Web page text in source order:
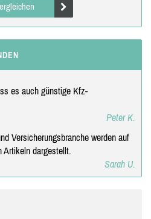
es auch günstige Kfz-
Peter K.
Versicherungsbranche werden auf
Artikeln dargestellt.
Sarah U.